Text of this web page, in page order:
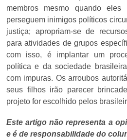
membros mesmo quando eles
perseguem inimigos políticos
justiça; apropriam-se de
para atividades de grupos
com isso, é implantar um
política e da sociedade
com impuras. Os arroubos
seus filhos irão parecer
projeto for escolhido pelos
Este artigo não representa a
e é de responsabilidade do